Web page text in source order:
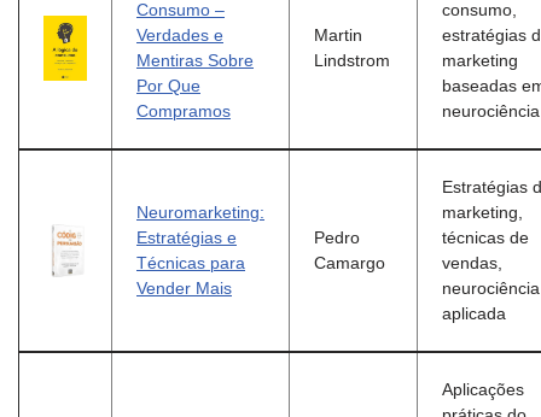
Consumo –
Verdades e
Mentiras Sobre
Por Que
Compramos
Martin
Lindstrom
consumo,
estratégias
marketing
baseadas
neurociência
Neuromarketing:
Estratégias e
Técnicas para
Vender Mais
Pedro
Camargo
Estratégias
marketing,
técnicas de
vendas,
neurociência
aplicada
Aplicações